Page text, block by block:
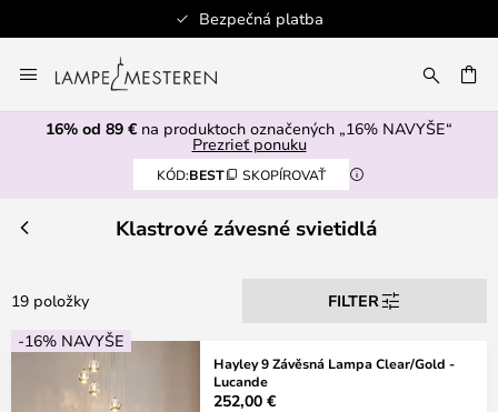
Bezpečná platba
to
Content
16% od 89 € na produktoch označených „16% NAVYŠE“
Prezrieť ponuku
KÓD:BEST SKOPÍROVAŤ
Klastrové závesné svietidlá
19 položky
FILTER
-16% NAVYŠE
Hayley 9 Závěsná Lampa Clear/Gold -
Lucande
252,00 €